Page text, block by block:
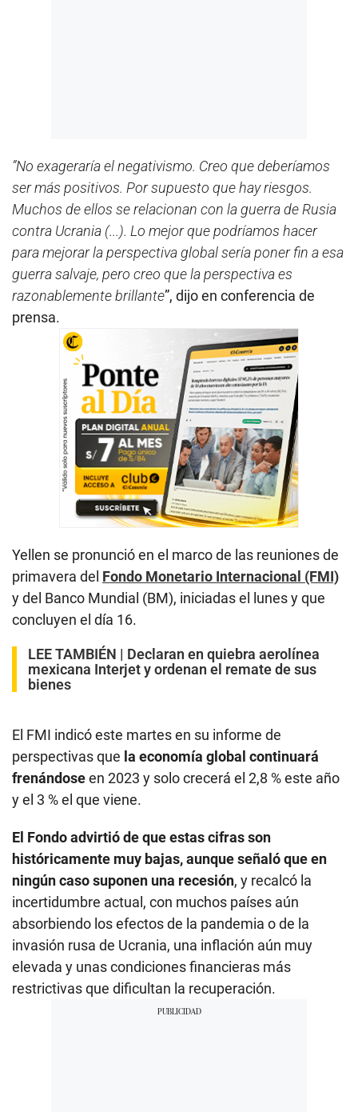
”No exageraría el negativismo. Creo que deberíamos
ser más positivos. Por supuesto que hay riesgos.
Muchos de ellos se relacionan con la guerra de Rusia
contra Ucrania (...). Lo mejor que podríamos hacer
para mejorar la perspectiva global sería poner fin a esa
guerra salvaje, pero creo que la perspectiva es
razonablemente brillante”, dijo en conferencia de
prensa.
Yellen se pronunció en el marco de las reuniones de
primavera del Fondo Monetario Internacional (FMI)
y del Banco Mundial (BM), iniciadas el lunes y que
concluyen el día 16.
LEE TAMBIÉN | Declaran en quiebra aerolínea
mexicana Interjet y ordenan el remate de sus
bienes
El FMI indicó este martes en su informe de
perspectivas que la economía global continuará
frenándoseen 2023 y solo crecerá el 2,8 % este año
y el 3 % el que viene.
El Fondo advirtió de que estas cifras son
históricamente muy bajas, aunque señaló que en
ningún caso suponen una recesión, y recalcó la
incertidumbre actual, con muchos países aún
absorbiendo los efectos de la pandemia o de la
invasión rusa de Ucrania, una inflación aún muy
elevada y unas condiciones financieras más
restrictivas que dificultan la recuperación.